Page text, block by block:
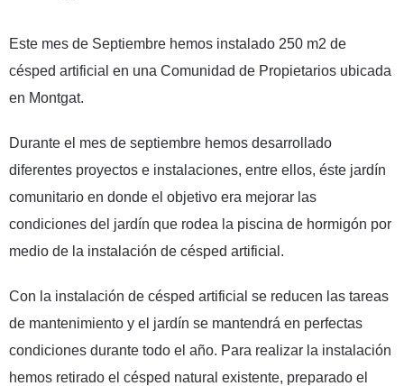
Este mes de Septiembre hemos instalado 250 m2 de
césped artificial en una Comunidad de Propietarios ubicada
en Montgat.
Durante el mes de septiembre hemos desarrollado
diferentes proyectos e instalaciones, entre ellos, éste jardín
comunitario en donde el objetivo era mejorar las
condiciones del jardín que rodea la piscina de hormigón por
medio de la instalación de césped artificial.
Con la instalación de césped artificial se reducen las tareas
de mantenimiento y el jardín se mantendrá en perfectas
condiciones durante todo el año. Para realizar la instalación
hemos retirado el césped natural existente, preparado el